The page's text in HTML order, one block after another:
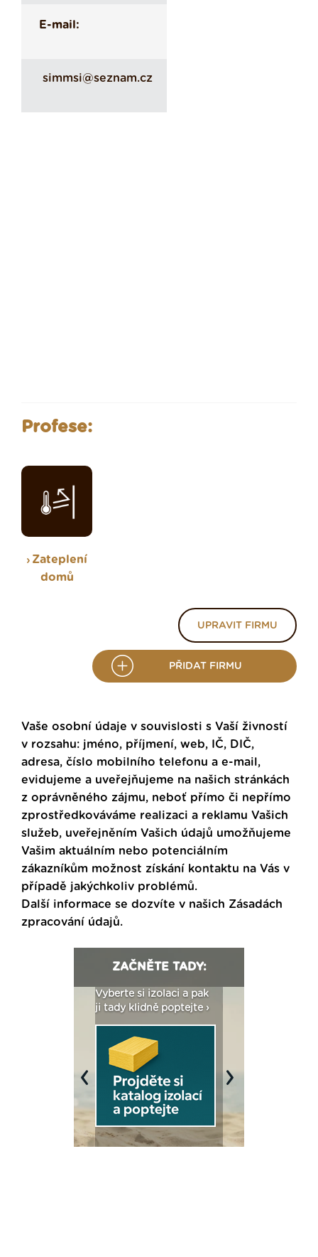
E-mail:
simmsi@seznam.cz
Profese:
Zateplení
domů
UPRAVIT FIRMU
PŘIDAT FIRMU
Vaše osobní údaje v souvislosti s Vaší živností
v rozsahu: jméno, příjmení, web, IČ, DIČ,
adresa, číslo mobilního telefonu a e-mail,
evidujeme a uveřejňujeme na našich stránkách
z oprávněného zájmu, neboť přímo či nepřímo
zprostředkováváme realizaci a reklamu Vašich
služeb, uveřejněním Vašich údajů umožňujeme
Vašim aktuálním nebo potenciálním
zákazníkům možnost získání kontaktu na Vás v
případě jakýchkoliv problémů.
Další informace se dozvíte v našich Zásadách
zpracování údajů.
ZAČNĚTE TADY:
Vyberte si izolaci a pak
ji tady klidně poptejte ›
Previous Next